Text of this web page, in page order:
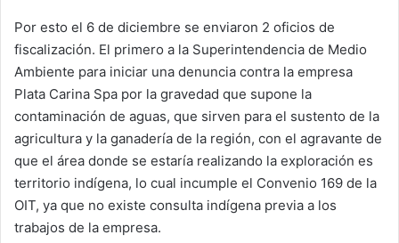
Por esto el 6 de diciembre se enviaron 2 oficios de
fiscalización. El primero a la Superintendencia de Medio
Ambiente para iniciar una denuncia contra la empresa
Plata Carina Spa por la gravedad que supone la
contaminación de aguas, que sirven para el sustento de la
agricultura y la ganadería de la región, con el agravante de
que el área donde se estaría realizando la exploración es
territorio indígena, lo cual incumple el Convenio 169 de la
OIT, ya que no existe consulta indígena previa a los
trabajos de la empresa.